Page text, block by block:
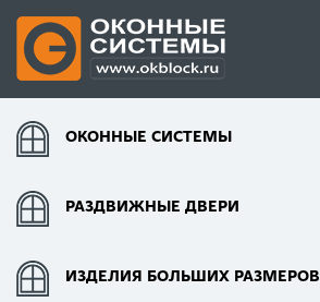
ОКОННЫЕ СИСТЕМЫ
РАЗДВИЖНЫЕ ДВЕРИ
ИЗДЕЛИЯ БОЛЬШИХ РАЗМЕРОВ